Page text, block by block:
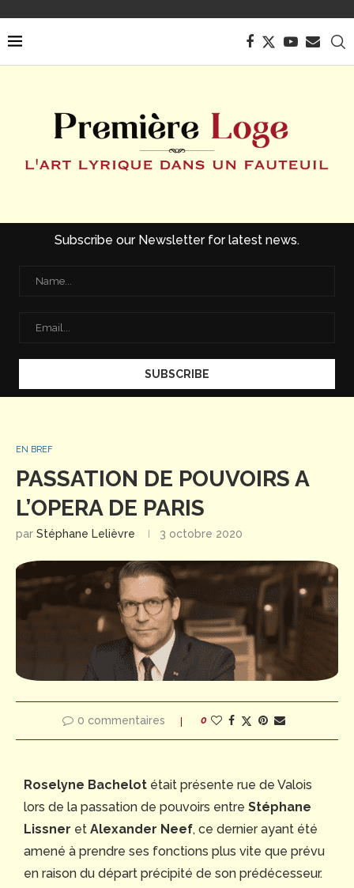
Subscribe our Newsletter for latest news.
EN BREF
PASSATION DE POUVOIRS A
L’OPERA DE PARIS
par Stéphane Lelièvre 3 octobre 2020
0 commentaires 0
Roselyne Bachelot était présente rue de Valois
lors de la passation de pouvoirs entre Stéphane
Lissner et Alexander Neef, ce dernier ayant été
amené à prendre ses fonctions plus vite que prévu
en raison du départ précipité de son prédécesseur.